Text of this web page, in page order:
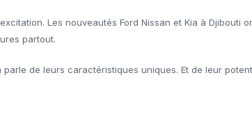
Les nouveautés Ford Nissan et Kia à Djibouti
partout.
de leurs caractéristiques uniques. Et de leur